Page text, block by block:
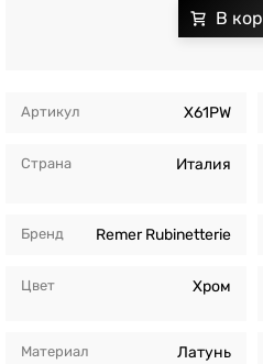
Артикул X61PW
Страна Италия
Бренд Remer Rubinetterie
Цвет Хром
Материал Латунь